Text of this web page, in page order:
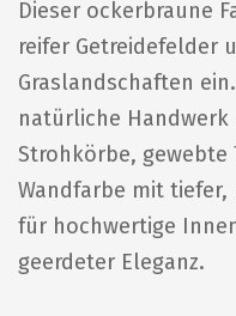
Dieser ockerbraune
reifer Getreidefelder
Graslandschaften
natürliche Handwerk
Strohkörbe, gewebte
Wandfarbe mit
für hochwertige
geerdeter Eleganz.